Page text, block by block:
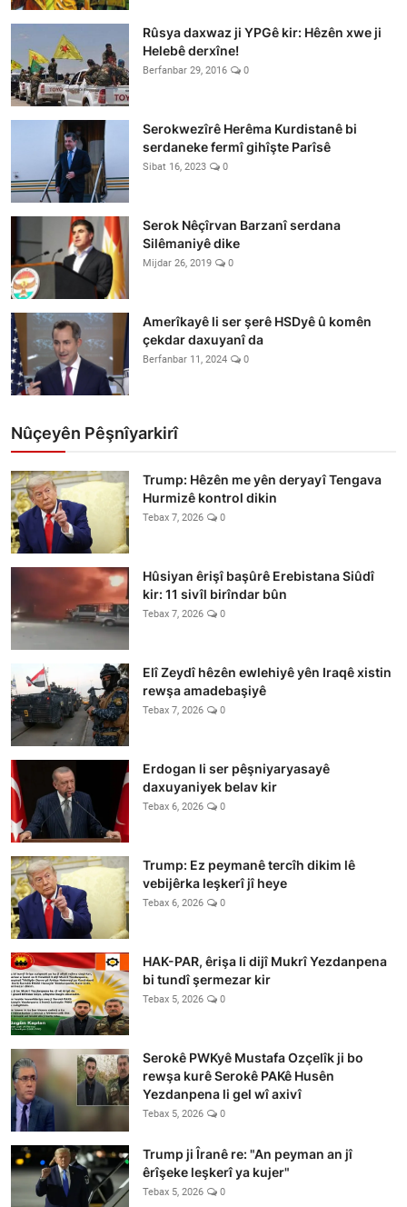
Rûsya daxwaz ji YPGê kir: Hêzên xwe ji
Helebê derxîne!
Berfanbar 29, 2016 0
Serokwezîrê Herêma Kurdistanê bi
serdaneke fermî gihîşte Parîsê
Sibat 16, 2023 0
Serok Nêçîrvan Barzanî serdana
Silêmaniyê dike
Mijdar 26, 2019 0
Amerîkayê li ser şerê HSDyê û komên
çekdar daxuyanî da
Berfanbar 11, 2024 0
Nûçeyên Pêşnîyarkirî
Trump: Hêzên me yên deryayî Tengava
Hurmizê kontrol dikin
Tebax 7, 2026 0
Hûsiyan êrişî başûrê Erebistana Siûdî
kir: 11 sivîl birîndar bûn
Tebax 7, 2026 0
Elî Zeydî hêzên ewlehiyê yên Iraqê xistin
rewşa amadebaşiyê
Tebax 7, 2026 0
Erdogan li ser pêşniyaryasayê
daxuyaniyek belav kir
Tebax 6, 2026 0
Trump: Ez peymanê tercîh dikim lê
vebijêrka leşkerî jî heye
Tebax 6, 2026 0
HAK-PAR, êrişa li dijî Mukrî Yezdanpena
bi tundî şermezar kir
Tebax 5, 2026 0
Serokê PWKyê Mustafa Ozçelîk ji bo
rewşa kurê Serokê PAKê Husên
Yezdanpena li gel wî axivî
Tebax 5, 2026 0
Trump ji Îranê re: "An peyman an jî
êrîşeke leşkerî ya kujer"
Tebax 5, 2026 0